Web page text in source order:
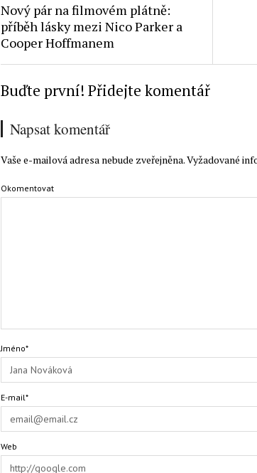
Nový pár na filmovém plátně:
příběh lásky mezi Nico Parker a
Cooper Hoffmanem
Buďte první! Přidejte komentář
Napsat komentář
Vaše e-mailová adresa nebude zveřejněna.Vyžadované
Okomentovat
Jméno*
E-mail*
Web